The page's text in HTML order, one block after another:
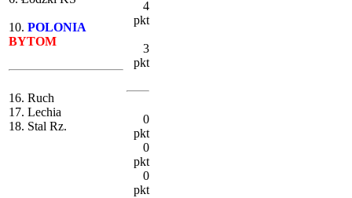
10. POLONIA
BYTOM
16. Ruch
17. Lechia
18. Stal Rz.
4
pkt
3
pkt
0
pkt
0
pkt
0
pkt